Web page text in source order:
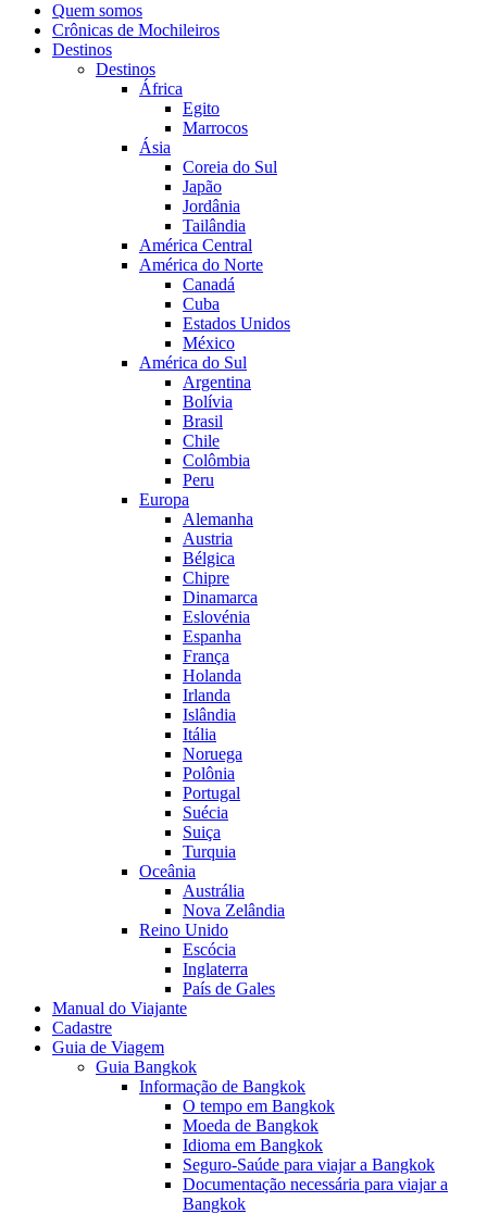
Quem somos
Crônicas de Mochileiros
Destinos
Destinos
África
Egito
Marrocos
Ásia
Coreia do Sul
Japão
Jordânia
Tailândia
América Central
América do Norte
Canadá
Cuba
Estados Unidos
México
América do Sul
Argentina
Bolívia
Brasil
Chile
Colômbia
Peru
Europa
Alemanha
Austria
Bélgica
Chipre
Dinamarca
Eslovénia
Espanha
França
Holanda
Irlanda
Islândia
Itália
Noruega
Polônia
Portugal
Suécia
Suiça
Turquia
Oceânia
Austrália
Nova Zelândia
Reino Unido
Escócia
Inglaterra
País de Gales
Manual do Viajante
Cadastre
Guia de Viagem
Guia Bangkok
Informação de Bangkok
O tempo em Bangkok
Moeda de Bangkok
Idioma em Bangkok
Seguro-Saúde para viajar a Bangkok
Documentação necessária para viajar a
Bangkok